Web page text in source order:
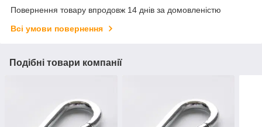
Повернення товару впродовж 14 днів за домовленістю
Всі умови повернення
Подібні товари компанії